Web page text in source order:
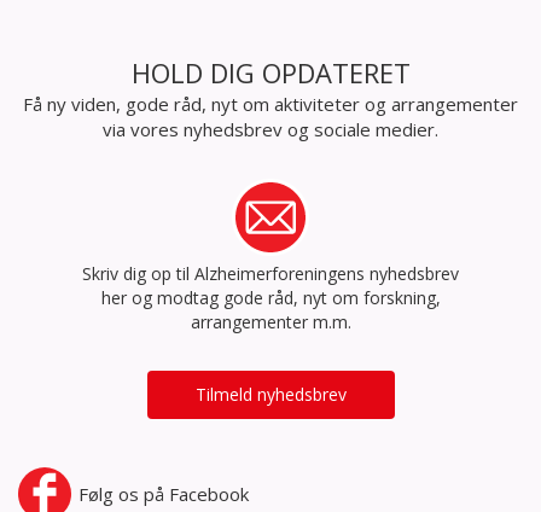
HOLD DIG OPDATERET
Få ny viden, gode råd, nyt om aktiviteter og arrangementer
via vores nyhedsbrev og sociale medier.
Skriv dig op til Alzheimerforeningens nyhedsbrev
her og modtag gode råd, nyt om forskning,
arrangementer m.m.
Tilmeld nyhedsbrev
Følg os på Facebook